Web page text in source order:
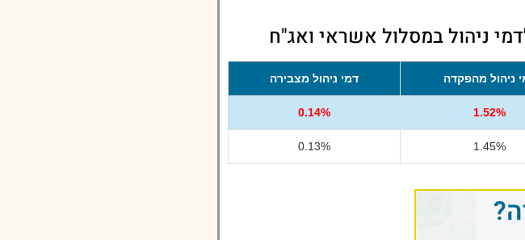
ניהול במסלול אשראי ואג"ח
ניהול מהפקדה דמי ניהול מצבירה
1.52%
0.14%
1.45%
0.13%